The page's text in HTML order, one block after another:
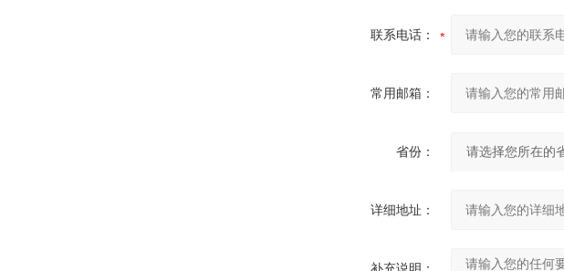
联系电话：
常用邮箱：
省份：
详细地址：